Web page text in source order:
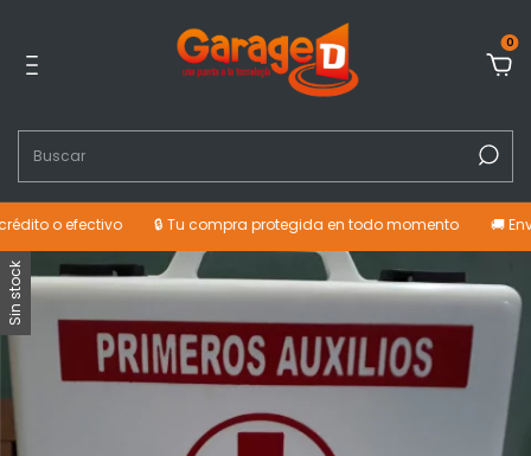
0
o efectivo 🔒 Tu compra protegida en todo momento 🚚 Envíos
Sin stock